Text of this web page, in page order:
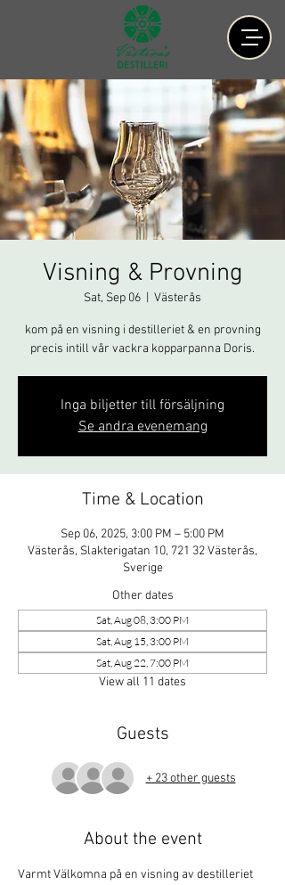
Visning & Provning
Sat, Sep 06 Västerås
kom på en visning i destilleriet & en provning
precis intill vår vackra kopparpanna Doris.
Inga biljetter till försäljning
Se andra evenemang
Time & Location
Sep 06, 2025, 3:00 PM – 5:00 PM
Västerås, Slakterigatan 10, 721 32 Västerås,
Sverige
Other dates
Sat, Aug 08, 3:00 PM
Sat, Aug 15, 3:00 PM
Sat, Aug 22, 7:00 PM
View all 11 dates
Guests
+ 23 other guests
About the event
Varmt Välkomna på en visning av destilleriet